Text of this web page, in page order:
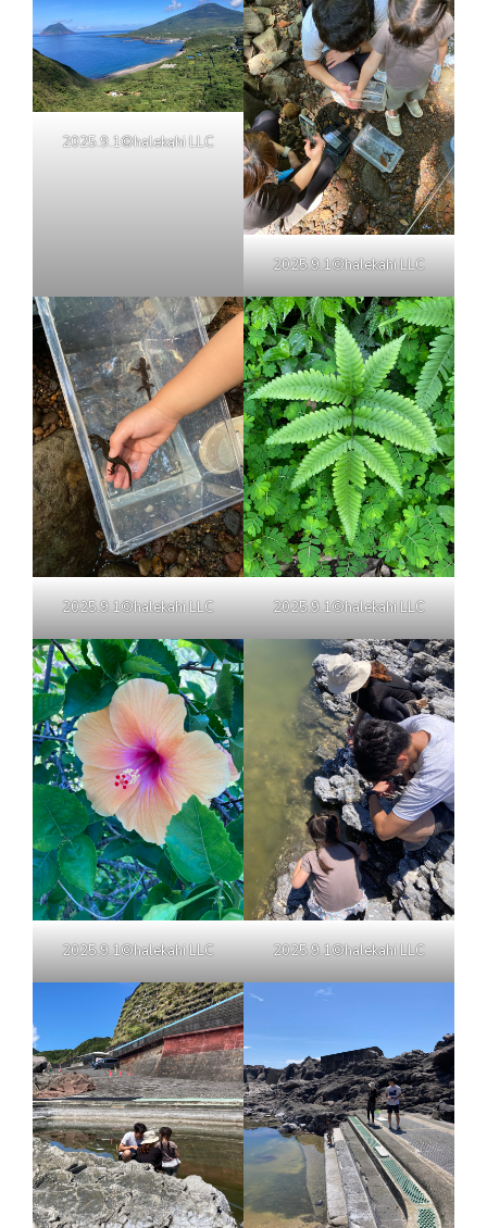
2025.9.1©halekahi LLC
2025.9.1©halekahi LLC
2025.9.1©halekahi LLC 2025.9.1©halekahi LLC
2025.9.1©halekahi LLC 2025.9.1©halekahi LLC